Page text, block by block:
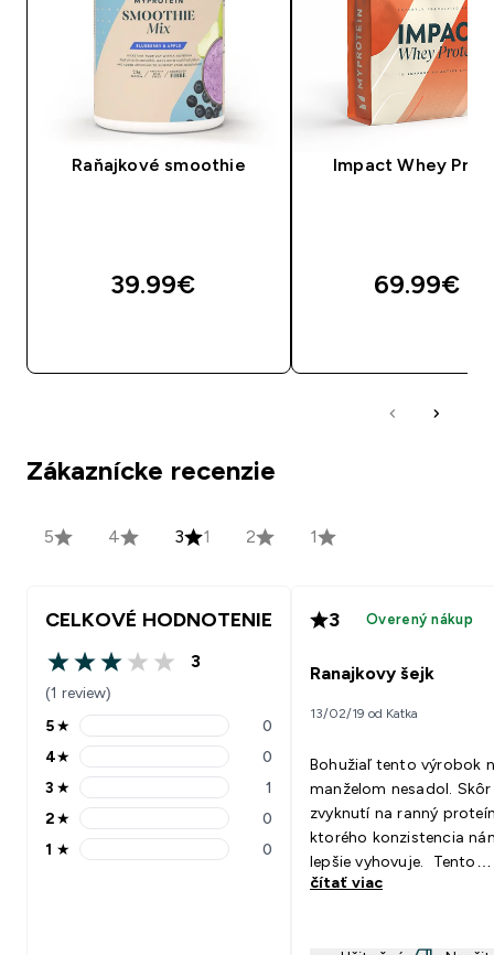
Raňajkové smoothie
39.99€‎
Impact Whey
69.99€‎
Zákaznícke recenzie
5 4 3 1 2 1
CELKOVÉ HODNOTENIE
3 out of 5 stars
3
(1 review)
5 stars rating 0 reviews
5★ 0
4 stars rating 0 reviews
4★ 0
3 stars rating 1 reviews
3 ★ 1
2 stars rating 0 reviews
2★ 0
1 stars rating 0 reviews
1 ★ 0
3 Overený nákup
Ranajkovy šejk
13/02/19 od Katka
Bohužiaľ tento výrobok
manželom nesadol. Skôr
zvyknutí na ranný
ktorého konzistencia
lepšie vyhovuje. Tento
výrobok je príliš hustý a
čítať viac